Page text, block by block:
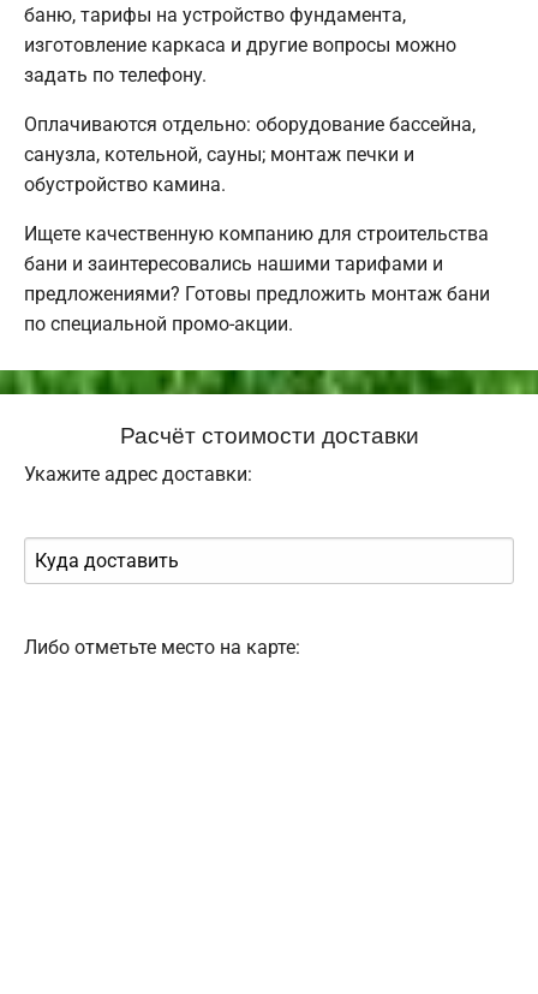
баню, тарифы на устройство фундамента,
изготовление каркаса и другие вопросы можно
задать по телефону.
Оплачиваются отдельно: оборудование бассейна,
санузла, котельной, сауны; монтаж печки и
обустройство камина.
Ищете качественную компанию для строительства
бани и заинтересовались нашими тарифами и
предложениями? Готовы предложить монтаж бани
по специальной промо-акции.
Расчёт стоимости доставки
Укажите адрес доставки:
Либо отметьте место на карте: